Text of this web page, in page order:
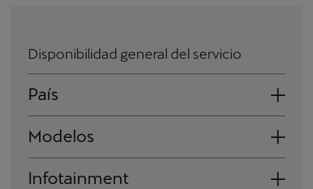
Disponibilidad general del servicio
País
Austria
Modelos
Fabricado a partir de 48/2020
Infotainment